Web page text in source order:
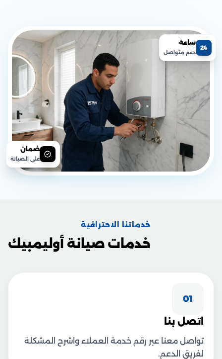
24
ساعة
دعم متواصل
ضمان
على الصيانة
خدماتنا الاحترافية
خدمات صيانة أوليمبيك
01
اتصل بنا
تواصل معنا عبر رقم خدمة العملاء واشرح المشكلة
لفريق الدعم.